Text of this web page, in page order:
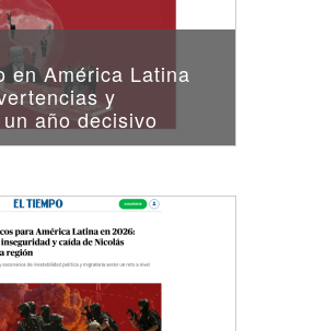
en América Latina
y
año decisivo